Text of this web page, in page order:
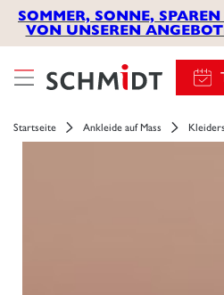
SOMMER, SONNE,
VON UNSEREN
Startseite Ankleide auf Mass